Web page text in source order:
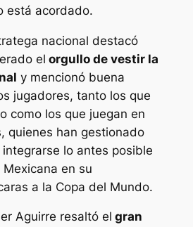
está acordado.
nacional destacó
el orgullo de vestir la
y mencionó buena
jugadores, tanto los que
como los que juegan en
quienes han gestionado
lo antes posible
en su
a la Copa del Mundo.
Aguirre resaltó el gran